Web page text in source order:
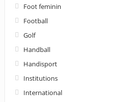
Foot feminin
Football
Golf
Handball
Handisport
Institutions
International